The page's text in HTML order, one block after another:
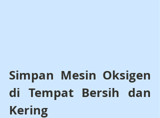
Simpan Mesin Oksigen
di Tempat Bersih dan
Kering